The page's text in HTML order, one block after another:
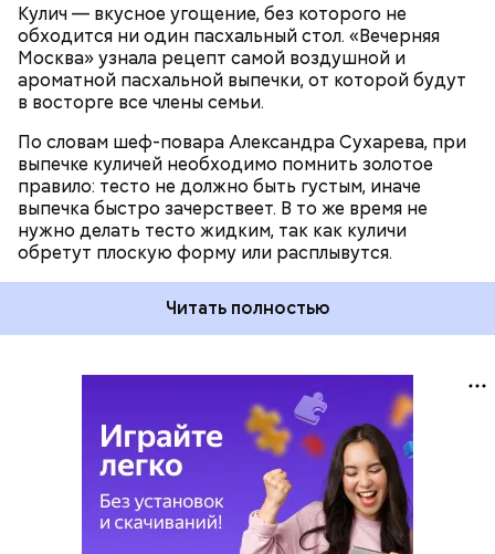
Кулич — вкусное угощение, без которого не
обходится ни один пасхальный стол. «Вечерняя
Москва» узнала рецепт самой воздушной и
ароматной пасхальной выпечки, от которой будут
в восторге все члены семьи.
По словам шеф-повара Александра Сухарева, при
выпечке куличей необходимо помнить золотое
правило: тесто не должно быть густым, иначе
выпечка быстро зачерствеет. В то же время не
нужно делать тесто жидким, так как куличи
обретут плоскую форму или расплывутся.
Читать полностью